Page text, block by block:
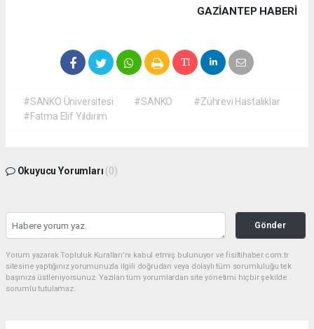
GAZIANTEP HABERİ
#SANKO Üniversitesi #SANKO
#Zührevi Hastalıklar
#Fatma Elif Yıldırım
Okuyucu Yorumları (0)
Gönder
Yorum yazarak Topluluk Kuralları’nı kabul etmiş bulunuyor ve fisiltihaber.com.tr
sitesine yaptığınız yorumunuzla ilgili doğrudan veya dolaylı tüm sorumluluğu tek
başınıza üstleniyorsunuz. Yazılan tüm yorumlardan site yönetimi hiçbir şekilde
sorumlu tutulamaz.